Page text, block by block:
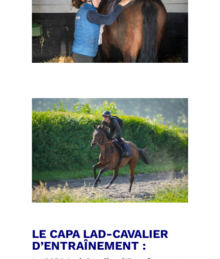
LE CAPA LAD-CAVALIER
D’ENTRAÎNEMENT :